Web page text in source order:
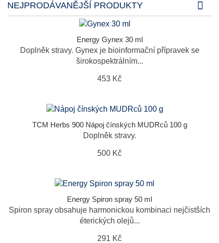
NEJPRODÁVANĚJŠÍ PRODUKTY
Energy Gynex 30 ml
Doplněk stravy. Gynex je bioinformační přípravek se
širokospektrálním...
453 Kč
TCM Herbs 900 Nápoj čínských MUDRců 100 g
Doplněk stravy.
500 Kč
Energy Spiron spray 50 ml
Spiron spray obsahuje harmonickou kombinaci nejčistších
éterických olejů...
291 Kč